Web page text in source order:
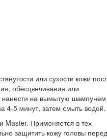
или сухости кожи
обесцвечивания или
нанести на вымытую шампунем
4-5 минут, затем смыть водой.
Master. Применяется в тех
защитить кожу головы перед